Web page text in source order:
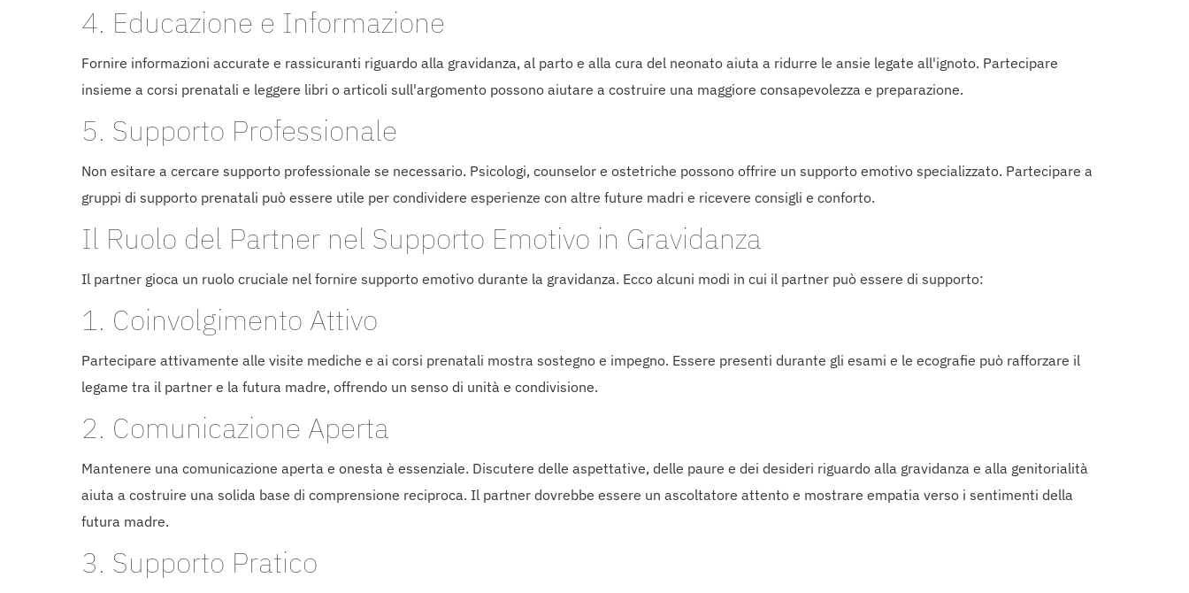
4. Educazione e Informazione
Fornire informazioni accurate e rassicuranti riguardo alla gravidanza, al parto e alla cura del neonato aiuta a ridurre le ansie legate all'ignoto. Partecipare
insieme a corsi prenatali e leggere libri o articoli sull'argomento possono aiutare a costruire una maggiore consapevolezza e preparazione.
5. Supporto Professionale
Non esitare a cercare supporto professionale se necessario. Psicologi, counselor e ostetriche possono offrire un supporto emotivo specializzato. Partecipare a
gruppi di supporto prenatali può essere utile per condividere esperienze con altre future madri e ricevere consigli e conforto.
Il Ruolo del Partner nel Supporto Emotivo in Gravidanza
Il partner gioca un ruolo cruciale nel fornire supporto emotivo durante la gravidanza. Ecco alcuni modi in cui il partner può essere di supporto:
1. Coinvolgimento Attivo
Partecipare attivamente alle visite mediche e ai corsi prenatali mostra sostegno e impegno. Essere presenti durante gli esami e le ecografie può rafforzare il
legame tra il partner e la futura madre, offrendo un senso di unità e condivisione.
2. Comunicazione Aperta
Mantenere una comunicazione aperta e onesta è essenziale. Discutere delle aspettative, delle paure e dei desideri riguardo alla gravidanza e alla genitorialità
aiuta a costruire una solida base di comprensione reciproca. Il partner dovrebbe essere un ascoltatore attento e mostrare empatia verso i sentimenti della
futura madre.
3. Supporto Pratico